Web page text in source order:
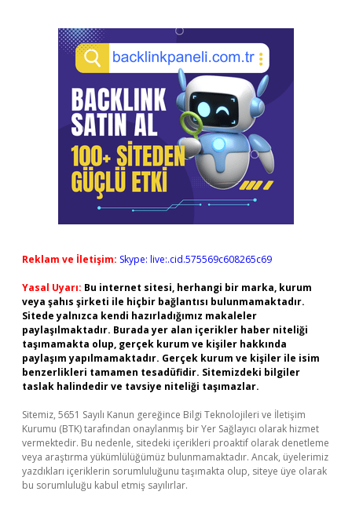
Reklam ve İletişim: Skype: live:.cid.575569c608265c69
Yasal Uyarı: Bu internet sitesi, herhangi bir marka, kurum
veya şahıs şirketi ile hiçbir bağlantısı bulunmamaktadır.
Sitede yalnızca kendi hazırladığımız makaleler
paylaşılmaktadır. Burada yer alan içerikler haber niteliği
taşımamakta olup, gerçek kurum ve kişiler hakkında
paylaşım yapılmamaktadır. Gerçek kurum ve kişiler ile isim
benzerlikleri tamamen tesadüfidir. Sitemizdeki bilgiler
taslak halindedir ve tavsiye niteliği taşımazlar.
Sitemiz, 5651 Sayılı Kanun gereğince Bilgi Teknolojileri ve İletişim
Kurumu (BTK) tarafından onaylanmış bir Yer Sağlayıcı olarak hizmet
vermektedir. Bu nedenle, sitedeki içerikleri proaktif olarak denetleme
veya araştırma yükümlülüğümüz bulunmamaktadır. Ancak, üyelerimiz
yazdıkları içeriklerin sorumluluğunu taşımakta olup, siteye üye olarak
bu sorumluluğu kabul etmiş sayılırlar.